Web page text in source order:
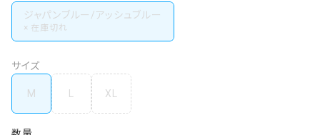
ジャパンブルー/アッシュブルー
サイズ
M XL